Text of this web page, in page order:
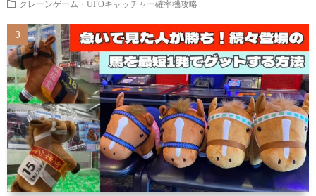
クレーンゲーム・UFOキャッチャー確率機攻略